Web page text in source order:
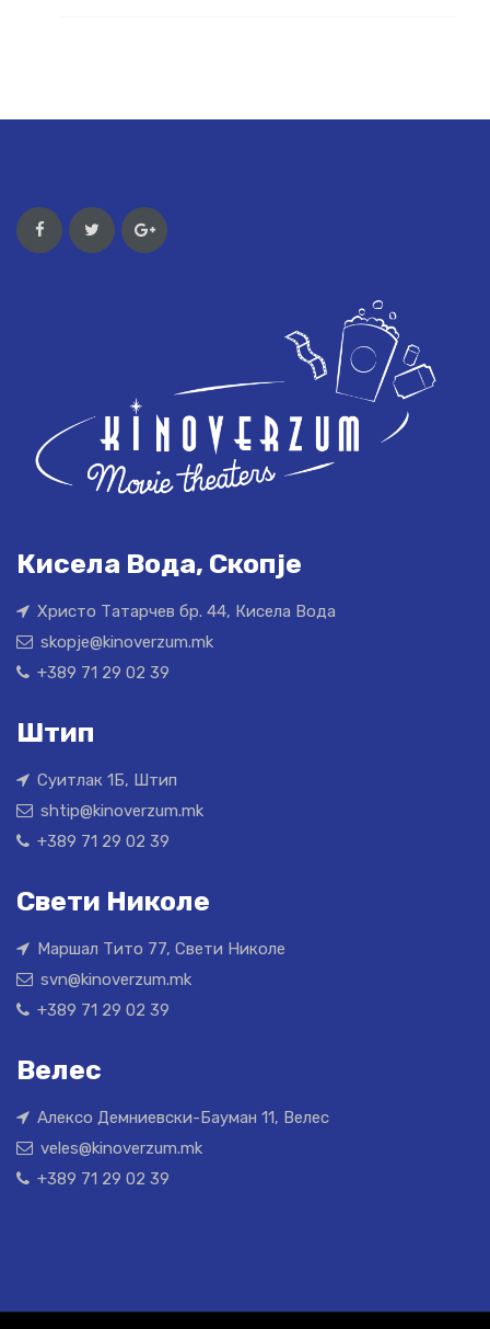
Кисела Вода, Скопје
Христо Татарчев бр. 44, Кисела Вода
skopje@kinoverzum.mk
+389 71 29 02 39
Штип
Суитлак 1Б, Штип
shtip@kinoverzum.mk
+389 71 29 02 39
Свети Николе
Маршал Тито 77, Свети Николе
svn@kinoverzum.mk
+389 71 29 02 39
Велес
Алексо Демниевски-Бауман 11, Велес
veles@kinoverzum.mk
+389 71 29 02 39